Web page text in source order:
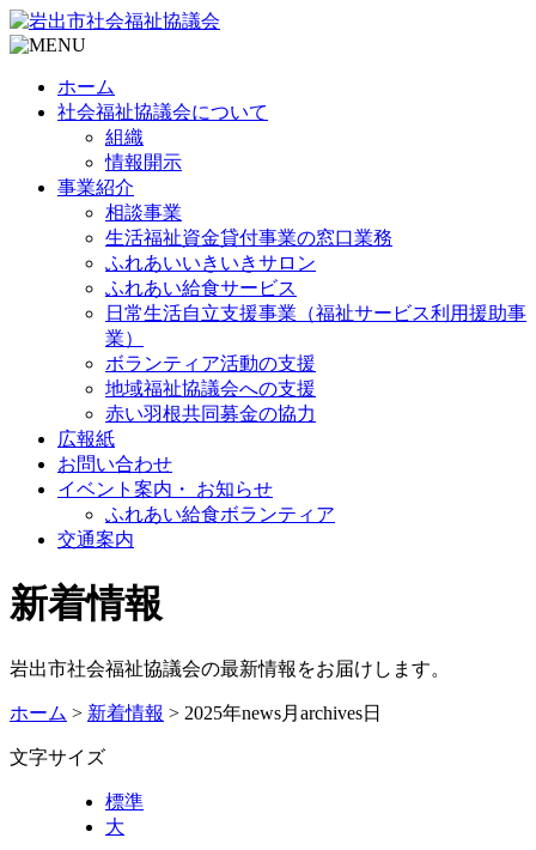
ホーム
社会福祉協議会について
組織
情報開示
事業紹介
相談事業
生活福祉資金貸付事業の窓口業務
ふれあいいきいきサロン
ふれあい給食サービス
日常生活自立支援事業（福祉サービス利用援助事
業）
ボランティア活動の支援
地域福祉協議会への支援
赤い羽根共同募金の協力
広報紙
お問い合わせ
イベント案内・ お知らせ
ふれあい給食ボランティア
交通案内
新着情報
岩出市社会福祉協議会の最新情報をお届けします。
ホーム > 新着情報 > 2025年news月archives日
文字サイズ
標準
大